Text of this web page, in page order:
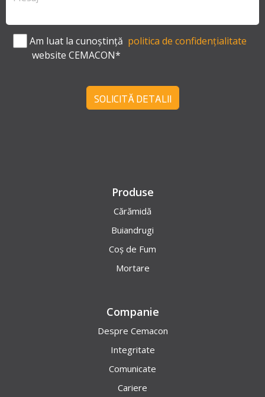
Am luat la cunoștință politica de confidențialitate
website CEMACON*
SOLICITĂ DETALII
Produse
Cărămidă
Buiandrugi
Coș de Fum
Mortare
Companie
Despre Cemacon
Integritate
Comunicate
Cariere